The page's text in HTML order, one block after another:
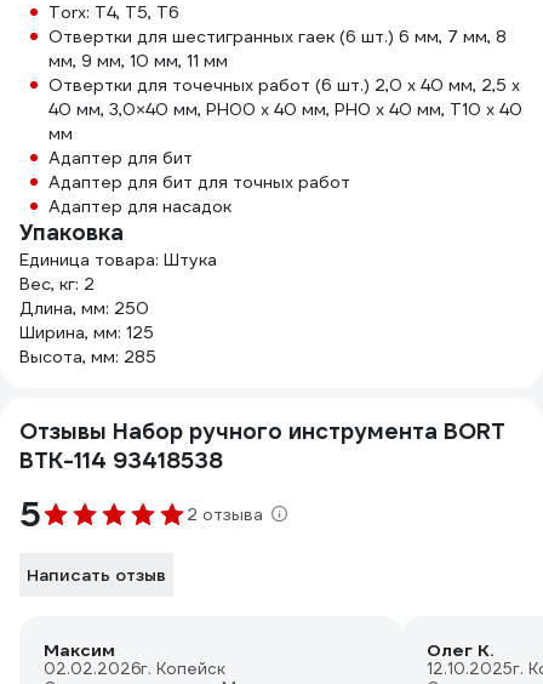
Torx: T4, T5, T6
Отвертки для шестигранных гаек (6 шт.) 6 мм, 7 мм, 8
мм, 9 мм, 10 мм, 11 мм
Отвертки для точечных работ (6 шт.) 2,0 x 40 мм, 2,5 x
40 мм, 3,0×40 мм, PH00 x 40 мм, PH0 x 40 мм, T10 x 40
мм
Адаптер для бит
Адаптер для бит для точных работ
Адаптер для насадок
Упаковка
Единица товара: Штука
Вес, кг: 2
Длина, мм: 250
Ширина, мм: 125
Высота, мм: 285
Отзывы Набор ручного инструмента BORT
BTK-114 93418538
5 2 отзыва
Написать отзыв
Максим
02.02.2026г. Копейск
Олег К.
12.10.2025г.